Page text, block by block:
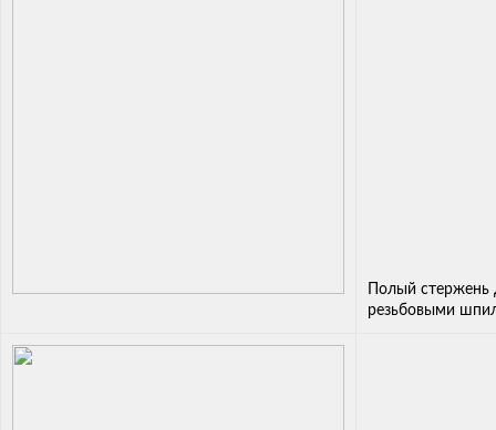
Полый стержень
резьбовыми